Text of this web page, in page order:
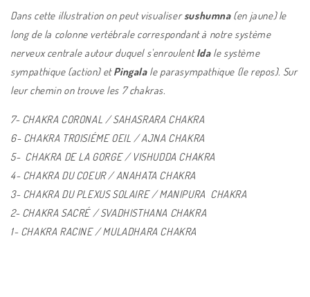
Dans cette illustration on peut visualisersushumna(en jaune) le
long de la colonne vertébrale correspondant à notre système
nerveux centrale autour duquel s'enroulentIdale système
sympathique (action) etPingalale parasympathique (le repos). Sur
leur chemin on trouve les 7 chakras.
7- CHAKRA CORONAL / SAHASRARA CHAKRA
6- CHAKRA TROISIÉME OEIL / AJNA CHAKRA
5- CHAKRA DE LA GORGE / VISHUDDA CHAKRA
4- CHAKRA DU COEUR / ANAHATA CHAKRA
3- CHAKRA DU PLEXUS SOLAIRE / MANIPURA CHAKRA
2- CHAKRA SACRÉ / SVADHISTHANA CHAKRA
1- CHAKRA RACINE / MULADHARA CHAKRA